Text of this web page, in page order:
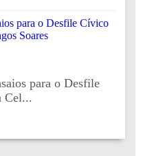
para o Desfile
Cel...